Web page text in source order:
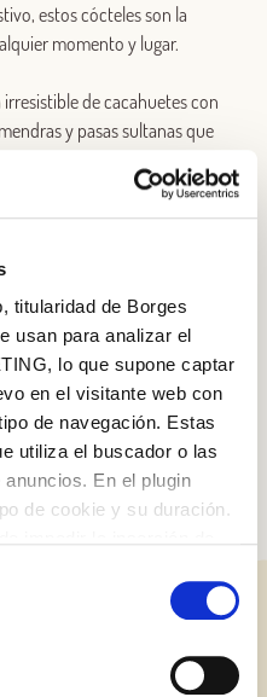
titularidad de Borges
usan para analizar el
lo que supone captar
en el visitante web con
de navegación. Estas
utiliza el buscador o las
En el plugin
de cookie y su duración.
cookies en el navegador.
notificación navegar en
Le informamos que aún
de analytics, Google
estos cócteles son la
momento y lugar.
de cacahuetes con
y pasas sultanas que
Classic, con cacahuetes,
es una opción que nunca
prepárate para disfrutar de
ponemos el picoteo; la
Google